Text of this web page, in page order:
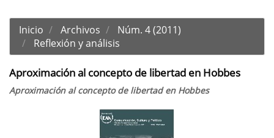
Inicio Archivos
Núm. 4 (2011)
Reflexión y análisis
Aproximación al concepto de libertad en Hobbes
Aproximación al concepto de libertad en Hobbes